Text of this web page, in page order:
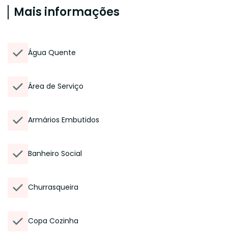
Mais informações
Água Quente
Área de Serviço
Armários Embutidos
Banheiro Social
Churrasqueira
Copa Cozinha